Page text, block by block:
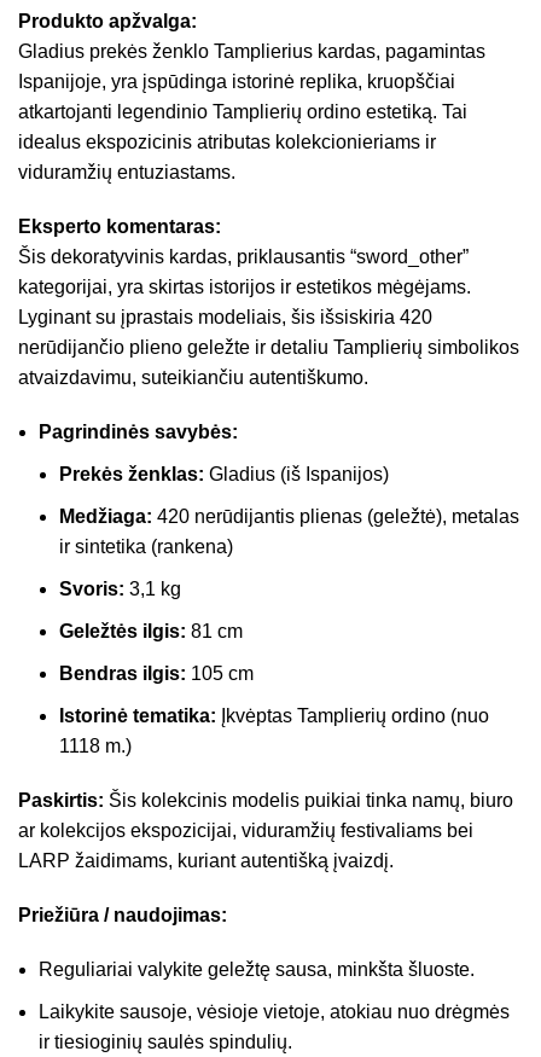
Produkto apžvalga:
Gladius prekės ženklo Tamplierius kardas, pagamintas
Ispanijoje, yra įspūdinga istorinė replika, kruopščiai
atkartojanti legendinio Tamplierių ordino estetiką. Tai
idealus ekspozicinis atributas kolekcionieriams ir
viduramžių entuziastams.
Eksperto komentaras:
Šis dekoratyvinis kardas, priklausantis “sword_other”
kategorijai, yra skirtas istorijos ir estetikos mėgėjams.
Lyginant su įprastais modeliais, šis išsiskiria 420
nerūdijančio plieno geležte ir detaliu Tamplierių simbolikos
atvaizdavimu, suteikiančiu autentiškumo.
Pagrindinės savybės:
Prekės ženklas: Gladius (iš Ispanijos)
Medžiaga: 420 nerūdijantis plienas (geležtė), metalas
ir sintetika (rankena)
Svoris: 3,1 kg
Geležtės ilgis: 81 cm
Bendras ilgis: 105 cm
Istorinė tematika: Įkvėptas Tamplierių ordino (nuo
1118 m.)
Paskirtis: Šis kolekcinis modelis puikiai tinka namų, biuro
ar kolekcijos ekspozicijai, viduramžių festivaliams bei
LARP žaidimams, kuriant autentišką įvaizdį.
Priežiūra / naudojimas:
Reguliariai valykite geležtę sausa, minkšta šluoste.
Laikykite sausoje, vėsioje vietoje, atokiau nuo drėgmės
ir tiesioginių saulės spindulių.